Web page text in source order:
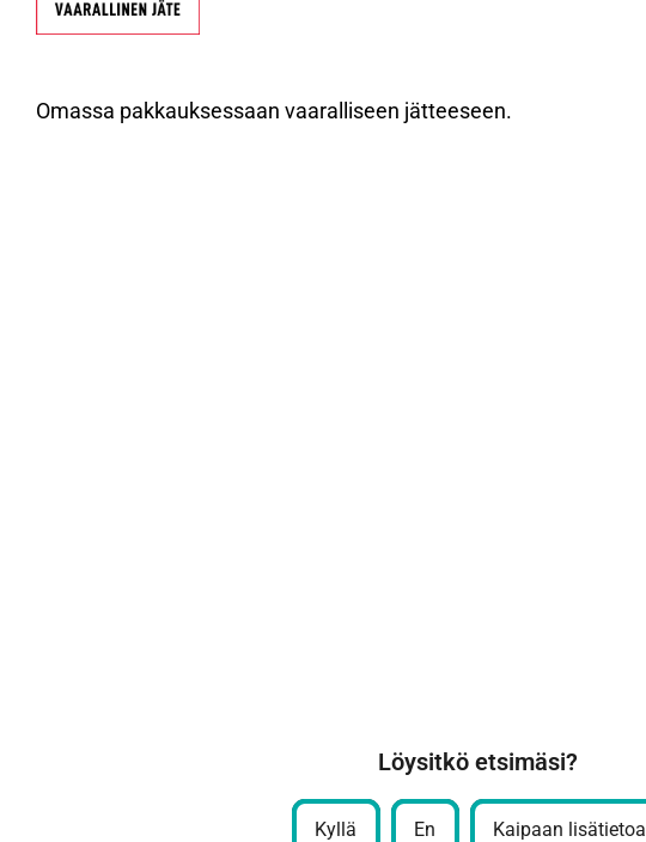
Omassa pakkauksessaan vaaralliseen jätteeseen.
Löysitkö etsimäsi?
Kyllä En Kaipaan lisätietoa